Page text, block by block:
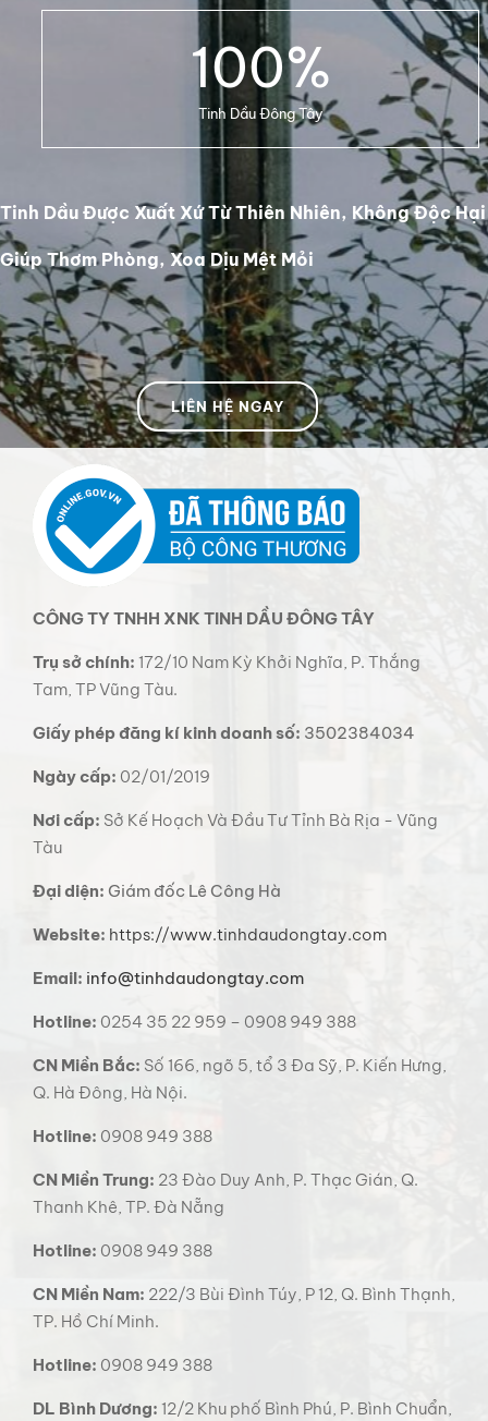
100%
Tinh Dầu Đông Tây
Tinh Dầu Được Xuất Xứ Từ Thiên Nhiên, Không Độc Hại
Giúp Thơm Phòng, Xoa Dịu Mệt Mỏi
LIÊN HỆ NGAY
CÔNG TY TNHH XNK TINH DẦU ĐÔNG TÂY
Trụ sở chính: 172/10 Nam Kỳ Khởi Nghĩa, P. Thắng
Tam, TP Vũng Tàu.
Giấy phép đăng kí kinh doanh số: 3502384034
Ngày cấp: 02/01/2019
Nơi cấp: Sở Kế Hoạch Và Đầu Tư Tỉnh Bà Rịa - Vũng
Tàu
Đại diện: Giám đốc Lê Công Hà
Website: https://www.tinhdaudongtay.com
Email: info@tinhdaudongtay.com
Hotline: 0254 35 22 959 – 0908 949 388
CN Miền Bắc: Số 166, ngõ 5, tổ 3 Đa Sỹ, P. Kiến Hưng,
Q. Hà Đông, Hà Nội.
Hotline: 0908 949 388
CN Miền Trung: 23 Đào Duy Anh, P. Thạc Gián, Q.
Thanh Khê, TP. Đà Nẵng
Hotline: 0908 949 388
CN Miền Nam: 222/3 Bùi Đình Túy, P 12, Q. Bình Thạnh,
TP. Hồ Chí Minh.
Hotline: 0908 949 388
DL Bình Dương: 12/2 Khu phố Bình Phú, P. Bình Chuẩn,